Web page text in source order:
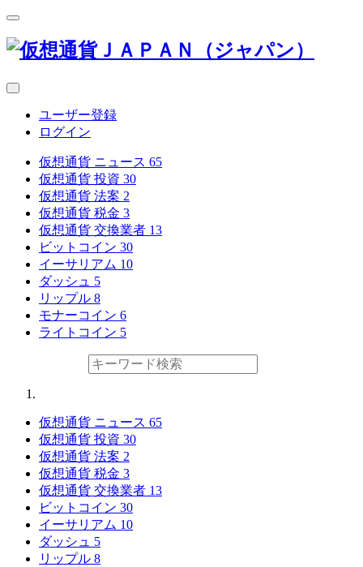
ユーザー登録
ログイン
仮想通貨 ニュース 65
仮想通貨 投資 30
仮想通貨 法案 2
仮想通貨 税金 3
仮想通貨 交換業者 13
ビットコイン 30
イーサリアム 10
ダッシュ 5
リップル 8
モナーコイン 6
ライトコイン 5
仮想通貨 ニュース 65
仮想通貨 投資 30
仮想通貨 法案 2
仮想通貨 税金 3
仮想通貨 交換業者 13
ビットコイン 30
イーサリアム 10
ダッシュ 5
リップル 8